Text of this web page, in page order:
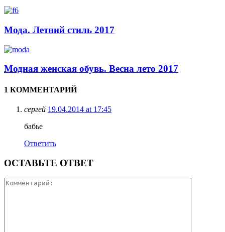
Мода. Летний стиль 2017
Модная женская обувь. Весна лето 2017
1 КОММЕНТАРИЙ
сергей 19.04.2014 at 17:45
бабье
Ответить
ОСТАВЬТЕ ОТВЕТ